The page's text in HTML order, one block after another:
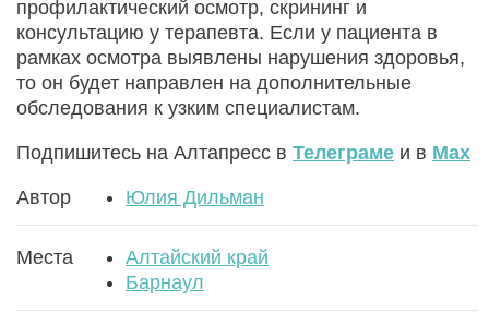
профилактический осмотр, скрининг и
консультацию у терапевта. Если у пациента в
рамках осмотра выявлены нарушения здоровья,
то он будет направлен на дополнительные
обследования к узким специалистам.
Подпишитесь на Алтапресс в Телеграме и в Max
Автор Юлия Дильман
Места
Алтайский край
Барнаул